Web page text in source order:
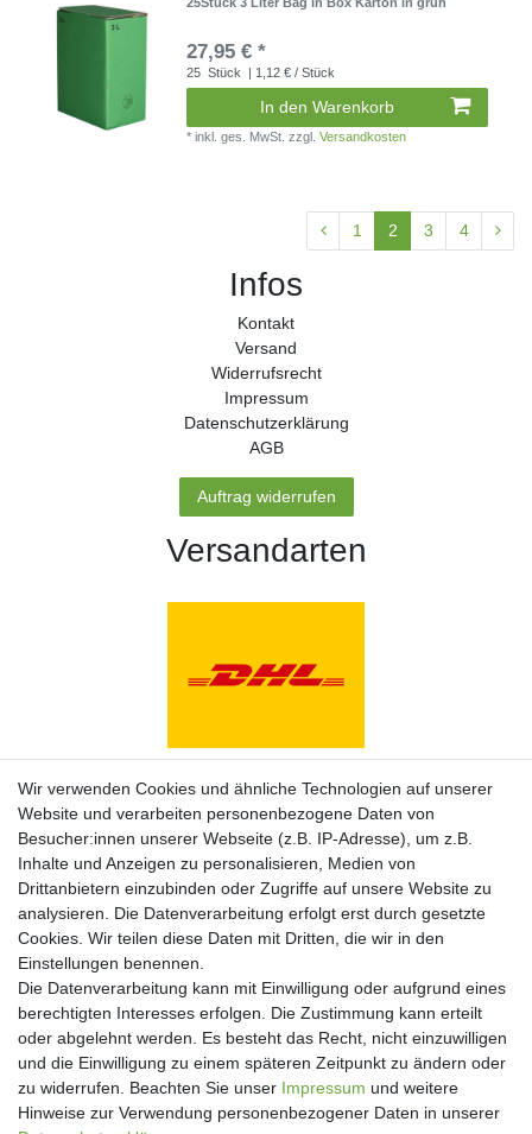
27,95 € *
25 Stück | 1,12 € / Stück
In den Warenkorb
*inkl. ges. MwSt. zzgl.Versandkosten
1 2 3 4
Infos
Kontakt
Versand
Widerrufs­recht
Impressum
Daten­schutz­erklärung
AGB
Auftrag widerrufen
Versandarten
Zahlungsarten
Newsletter
Wir verwenden Cookies und ähnliche Technologien auf unserer
Website und verarbeiten personenbezogene Daten von
Besucher:innen unserer Webseite (z.B. IP-Adresse), um z.B.
Inhalte und Anzeigen zu personalisieren, Medien von
Drittanbietern einzubinden oder Zugriffe auf unsere Website zu
analysieren. Die Datenverarbeitung erfolgt erst durch gesetzte
Cookies. Wir teilen diese Daten mit Dritten, die wir in den
Einstellungen benennen.
Die Datenverarbeitung kann mit Einwilligung oder aufgrund eines
berechtigten Interesses erfolgen. Die Zustimmung kann erteilt
oder abgelehnt werden. Es besteht das Recht, nicht einzuwilligen
und die Einwilligung zu einem späteren Zeitpunkt zu ändern oder
zu widerrufen. Beachten Sie unser Impressum und weitere
Hinweise zur Verwendung personenbezogener Daten in unserer